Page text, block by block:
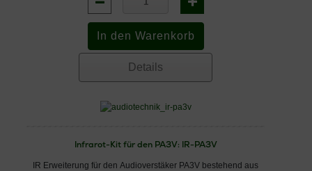
Details
Infrarot-Kit für den PA3V: IR-PA3V
IR Erweiterung für den Audioverstäker PA3V bestehend aus